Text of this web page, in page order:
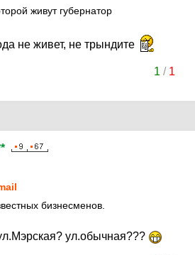
живут губернатор
не живет, не трындите
1 / 1
бизнесменов.
ул.обычная???